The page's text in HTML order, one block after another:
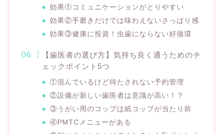
効果①コミュニケーションがとりやすい
効果②手磨きだけでは味わえないさっぱり感
効果③健康に投資！虫歯にならない好循環
【歯医者の選び方】気持ち良く通うためのチ
ェックポイント5つ
①混んでいるけど待たされない予約管理
②設備が新しい歯医者は意識が高い！？
③うがい用のコップは紙コップが当たり前
④PMTCメニューがある